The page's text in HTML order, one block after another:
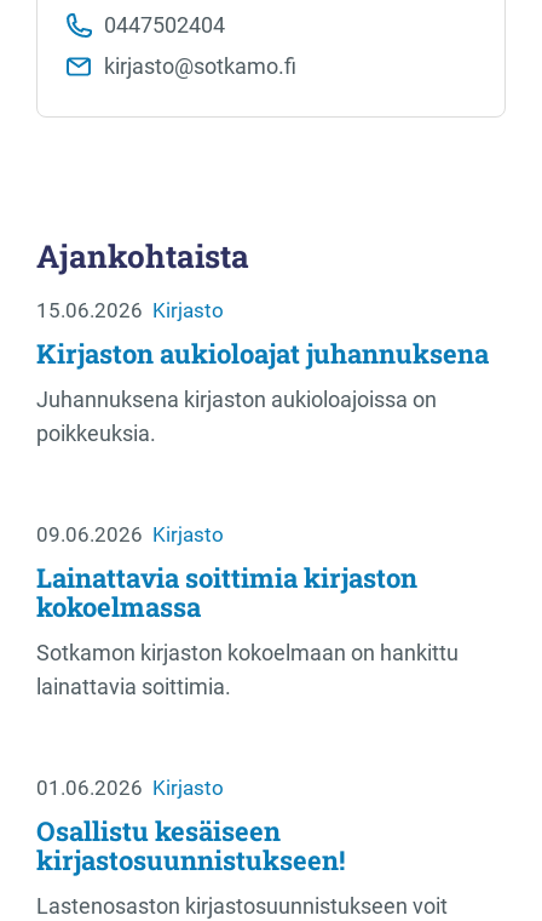
0447502404
kirjasto​@sotkamo.fi
Ajankohtaista
15.06.2026 Kirjasto
Kirjaston aukioloajat juhannuksena
Juhannuksena kirjaston aukioloajoissa on
poikkeuksia.
09.06.2026 Kirjasto
Lainattavia soittimia kirjaston
kokoelmassa
Sotkamon kirjaston kokoelmaan on hankittu
lainattavia soittimia.
01.06.2026 Kirjasto
Osallistu kesäiseen
kirjastosuunnistukseen!
Lastenosaston kirjastosuunnistukseen voit